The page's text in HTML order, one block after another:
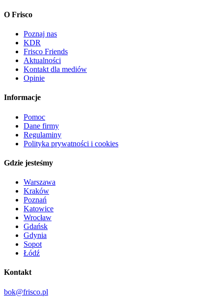
O Frisco
Poznaj nas
KDR
Frisco Friends
Aktualności
Kontakt dla mediów
Opinie
Informacje
Pomoc
Dane firmy
Regulaminy
Polityka prywatności i cookies
Gdzie jesteśmy
Warszawa
Kraków
Poznań
Katowice
Wrocław
Gdańsk
Gdynia
Sopot
Łódź
Kontakt
bok@frisco.pl